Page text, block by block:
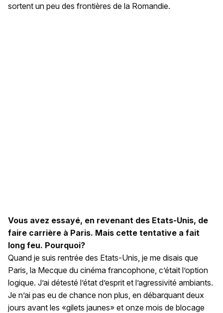
sortent un peu des frontières de la Romandie.
Vous avez essayé, en revenant des Etats-Unis, de
faire carrière à Paris. Mais cette tentative a fait
long feu. Pourquoi?
Quand je suis rentrée des Etats-Unis, je me disais que
Paris, la Mecque du cinéma francophone, c’était l’option
logique. J’ai détesté l’état d’esprit et l’agressivité ambiants.
Je n’ai pas eu de chance non plus, en débarquant deux
jours avant les «gilets jaunes» et onze mois de blocage